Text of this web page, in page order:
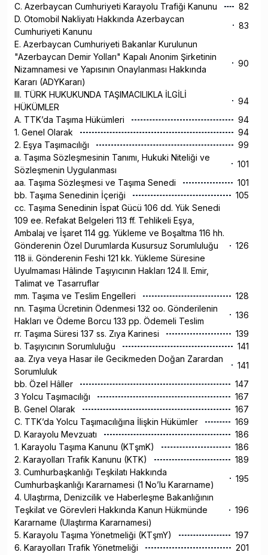
C. Azerbaycan Cumhuriyeti Karayolu Trafiği Kanunu
82
D. Otomobil Nakliyatı Hakkında Azerbaycan
Cumhuriyeti Kanunu
83
E. Azerbaycan Cumhuriyeti Bakanlar Kurulunun
"Azerbaycan Demir Yolları" Kapalı Anonim Şirketinin
Nizamnamesi ve Yapısının Onaylanması Hakkında
Kararı (ADYKararı)
90
III. TÜRK HUKUKUNDA TAŞIMACILIKLA İLGİLİ
HÜKÜMLER
94
A. TTK’da Taşıma Hükümleri
94
1. Genel Olarak
94
2. Eşya Taşımacılığı
99
a. Taşıma Sözleşmesinin Tanımı, Hukuki Niteliği ve
Sözleşmenin Uygulanması
101
aa. Taşıma Sözleşmesi ve Taşıma Senedi
101
bb. Taşıma Senedinin İçeriği
105
cc. Taşıma Senedinin İspat Gücü 106 dd. Yük Senedi
109 ee. Refakat Belgeleri 113 ff. Tehlikeli Eşya,
Ambalaj ve İşaret 114 gg. Yükleme ve Boşaltma 116 hh.
Gönderenin Özel Durumlarda Kusursuz Sorumluluğu
118 ii. Gönderenin Feshi 121 kk. Yükleme Süresine
Uyulmaması Hâlinde Taşıyıcının Hakları 124 ll. Emir,
Talimat ve Tasarruflar
126
mm. Taşıma ve Teslim Engelleri
128
nn. Taşıma Ücretinin Ödenmesi 132 oo. Gönderilenin
Hakları ve Ödeme Borcu 133 pp. Ödemeli Teslim
136
rr. Taşıma Süresi 137 ss. Zıya Karinesi
139
b. Taşıyıcının Sorumluluğu
141
aa. Zıya veya Hasar ile Gecikmeden Doğan Zarardan
Sorumluluk
141
bb. Özel Hâller
147
3 Yolcu Taşımacılığı
167
B. Genel Olarak
167
C. TTK’da Yolcu Taşımacılığına İlişkin Hükümler
169
D. Karayolu Mevzuatı
186
1. Karayolu Taşıma Kanunu (KTşmK)
186
2. Karayolları Trafik Kanunu (KTK)
189
3. Cumhurbaşkanlığı Teşkilatı Hakkında
Cumhurbaşkanlığı Kararnamesi (1 No’lu Kararname)
195
4. Ulaştırma, Denizcilik ve Haberleşme Bakanlığının
Teşkilat ve Görevleri Hakkında Kanun Hükmünde
Kararname (Ulaştırma Kararnamesi)
196
5. Karayolu Taşıma Yönetmeliği (KTşmY)
197
6. Karayolları Trafik Yönetmeliği
201